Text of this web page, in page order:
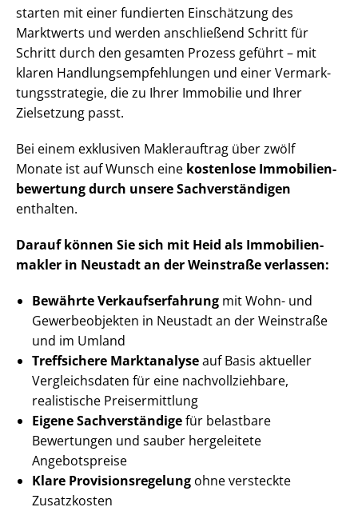
starten mit einer fundierten Einschätzung des
Marktwerts und werden anschließend Schritt für
Schritt durch den gesamten Prozess geführt – mit
klaren Hand­lungs­emp­feh­lun­gen und einer Ver­mark­
tungs­stra­te­gie, die zu Ihrer Immobilie und Ihrer
Zielsetzung passt.
Bei einem exklusiven Maklerauftrag über zwölf
Monate ist auf Wunsch eine kostenlose Im­mo­bi­li­en­
be­wer­tung durch unsere Sach­ver­stän­di­gen
enthalten.
Darauf können Sie sich mit Heid als Im­mo­bi­li­en­
mak­ler in Neustadt an der Weinstraße verlassen:
Bewährte Ver­kaufs­er­fah­rung mit Wohn- und
Gewerbeobjekten in Neustadt an der Weinstraße
und im Umland
Treffsichere Marktanalyseauf Basis aktueller
Vergleichsdaten für eine nach­voll­zieh­ba­re,
realistische Preisermittlung
Eigene Sachverständigefür belastbare
Bewertungen und sauber hergeleitete
Angebotspreise
Klare Pro­vi­si­ons­re­ge­lung ohne versteckte
Zusatzkosten